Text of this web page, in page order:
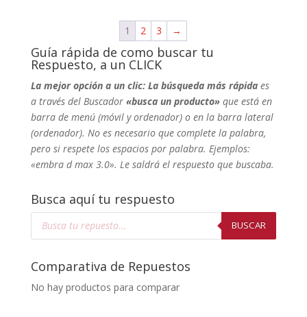
1 2 3 →
Guía rápida de como buscar tu
Respuesto, a un CLICK
La mejor opción a un clic: La búsqueda más rápida es
a través del Buscador«busca un producto»que está en
barra de menú (móvil y ordenador) o en la barra lateral
(ordenador). Noes necesario que complete la palabra,
pero si respete los espacios por palabra. Ejemplos:
«embra d max 3.0». Le saldrá el respuesto que buscaba.
Busca aquí tu respuesto
Búsqueda
BUSCAR
Comparativa de Repuestos
No hay productos para comparar